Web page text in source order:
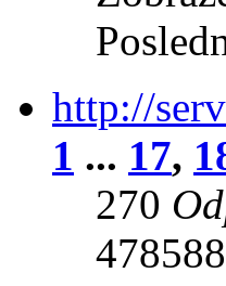
http://
1 ... 17,
270
478588